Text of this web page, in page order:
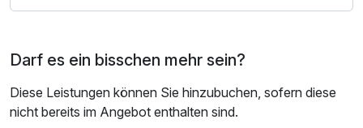
Darf es ein bisschen mehr sein?
Diese Leistungen können Sie hinzubuchen, sofern diese
nicht bereits im Angebot enthalten sind.